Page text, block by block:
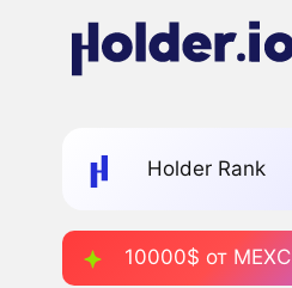
Holder Rank
10000$ от MEXC